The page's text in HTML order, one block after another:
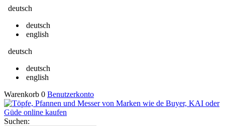
deutsch
deutsch
english
deutsch
deutsch
english
Warenkorb 0 Benutzerkonto
Suchen: